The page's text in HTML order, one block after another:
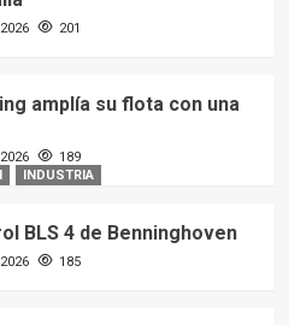
201
amplía su flota con una
189
INDUSTRIA
BLS 4 de Benninghoven
185